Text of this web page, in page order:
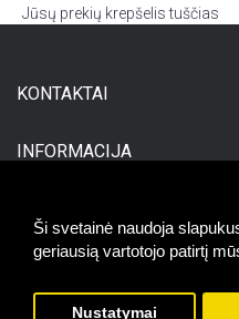
Ši svetainė naudoja
geriausią vartotojo patirtį
Nustatymai
Jūsų prekių krepšelis tuščias
KONTAKTAI
INFORMACIJA
DARBO LAIKAS: